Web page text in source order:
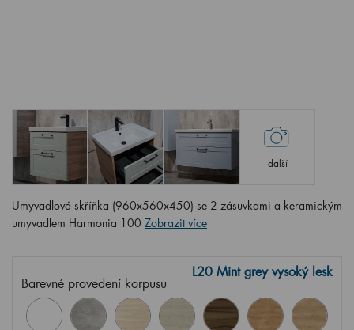
další
Umyvadlová skříňka (960x560x450) se 2 zásuvkami a keramickým
umyvadlem Harmonia 100 Zobrazit více
Barevné provedení korpusu
L20 Mint grey vysoký lesk